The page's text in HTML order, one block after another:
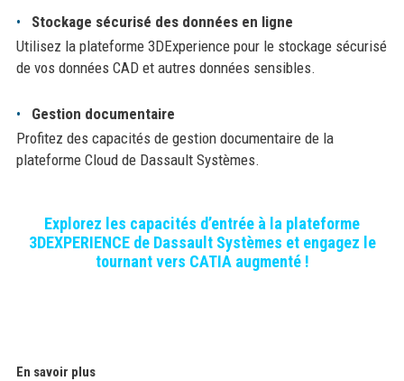
Stockage sécurisé des données en ligne
Utilisez la plateforme 3DExperience pour le stockage sécurisé
de vos données CAD et autres données sensibles.
Gestion documentaire
Profitez des capacités de gestion documentaire de la
plateforme Cloud de Dassault Systèmes.
Explorez les capacités d’entrée à la plateforme
3DEXPERIENCE de Dassault Systèmes et engagez le
tournant vers CATIA augmenté !
En savoir plus